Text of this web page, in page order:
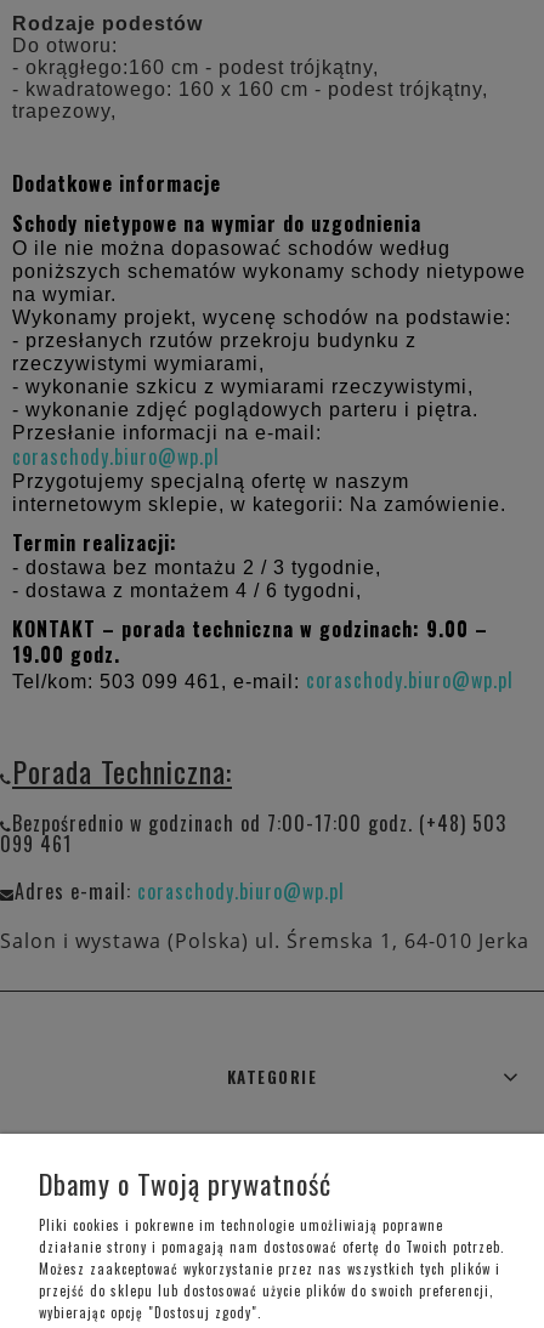
Rodzaje podestów
Do otworu:
- okrągłego:160 cm - podest trójkątny,
- kwadratowego: 160 x 160 cm - podest trójkątny,
trapezowy,
Dodatkowe informacje
Schody nietypowe na wymiar do uzgodnienia
O ile nie można dopasować schodów według
poniższych schematów wykonamy schody nietypowe
na wymiar.
Wykonamy projekt, wycenę schodów na podstawie:
- przesłanych rzutów przekroju budynku z
rzeczywistymi wymiarami,
- wykonanie szkicu z wymiarami rzeczywistymi,
- wykonanie zdjęć poglądowych parteru i piętra.
Przesłanie informacji na e-mail:
coraschody.biuro@wp.pl
Przygotujemy specjalną ofertę w naszym
internetowym sklepie, w kategorii: Na zamówienie.
Termin realizacji:
- dostawa bez montażu 2 / 3 tygodnie,
- dostawa z montażem 4 / 6 tygodni,
KONTAKT – porada techniczna w godzinach: 9.00 –
19.00 godz.
Tel/kom: 503 099 461, e-mail: coraschody.biuro@wp.pl
Porada Techniczna:
Bezpośrednio w godzinach od 7:00-17:00 godz. (+48) 503
099 461
Adres e-mail: coraschody.biuro@wp.pl
Salon i wystawa (Polska) ul. Śremska 1, 64-010 Jerka
KATEGORIE
MOJE KONTO
INFORMACJE O SKLEPIE
Dbamy o Twoją prywatność
Pliki cookies i pokrewne im technologie umożliwiają poprawne
działanie strony i pomagają nam dostosować ofertę do Twoich potrzeb.
Możesz zaakceptować wykorzystanie przez nas wszystkich tych plików i
przejść do sklepu lub dostosować użycie plików do swoich preferencji,
wybierając opcję "Dostosuj zgody".